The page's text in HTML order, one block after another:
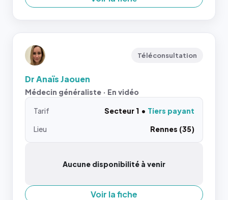
Téléconsultation
Dr Anaïs Jaouen
Médecin généraliste · En vidéo
Tarif Secteur 1
Tiers payant
Lieu
Rennes (35)
Aucune disponibilité à venir
Voir la fiche